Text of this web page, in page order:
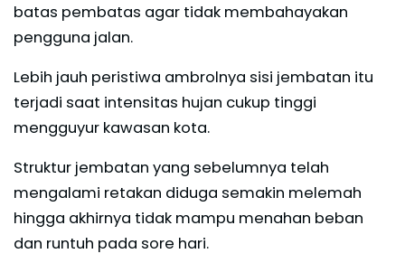
batas pembatas agar tidak membahayakan
pengguna jalan.
Lebih jauh peristiwa ambrolnya sisi jembatan itu
terjadi saat intensitas hujan cukup tinggi
mengguyur kawasan kota.
Struktur jembatan yang sebelumnya telah
mengalami retakan diduga semakin melemah
hingga akhirnya tidak mampu menahan beban
dan runtuh pada sore hari.